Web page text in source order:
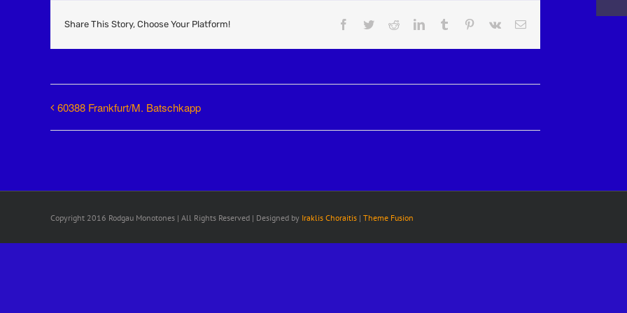
Share This Story, Choose Your Platform! Facebook
TwitterRedditLinkedInTumblr Pinterest
Vk
E-
60388 Frankfurt/M. Batschkapp
Copyright 2016 Rodgau Monotones | All Rights Reserved | Designed by Iraklis Choraitis | Theme Fusion